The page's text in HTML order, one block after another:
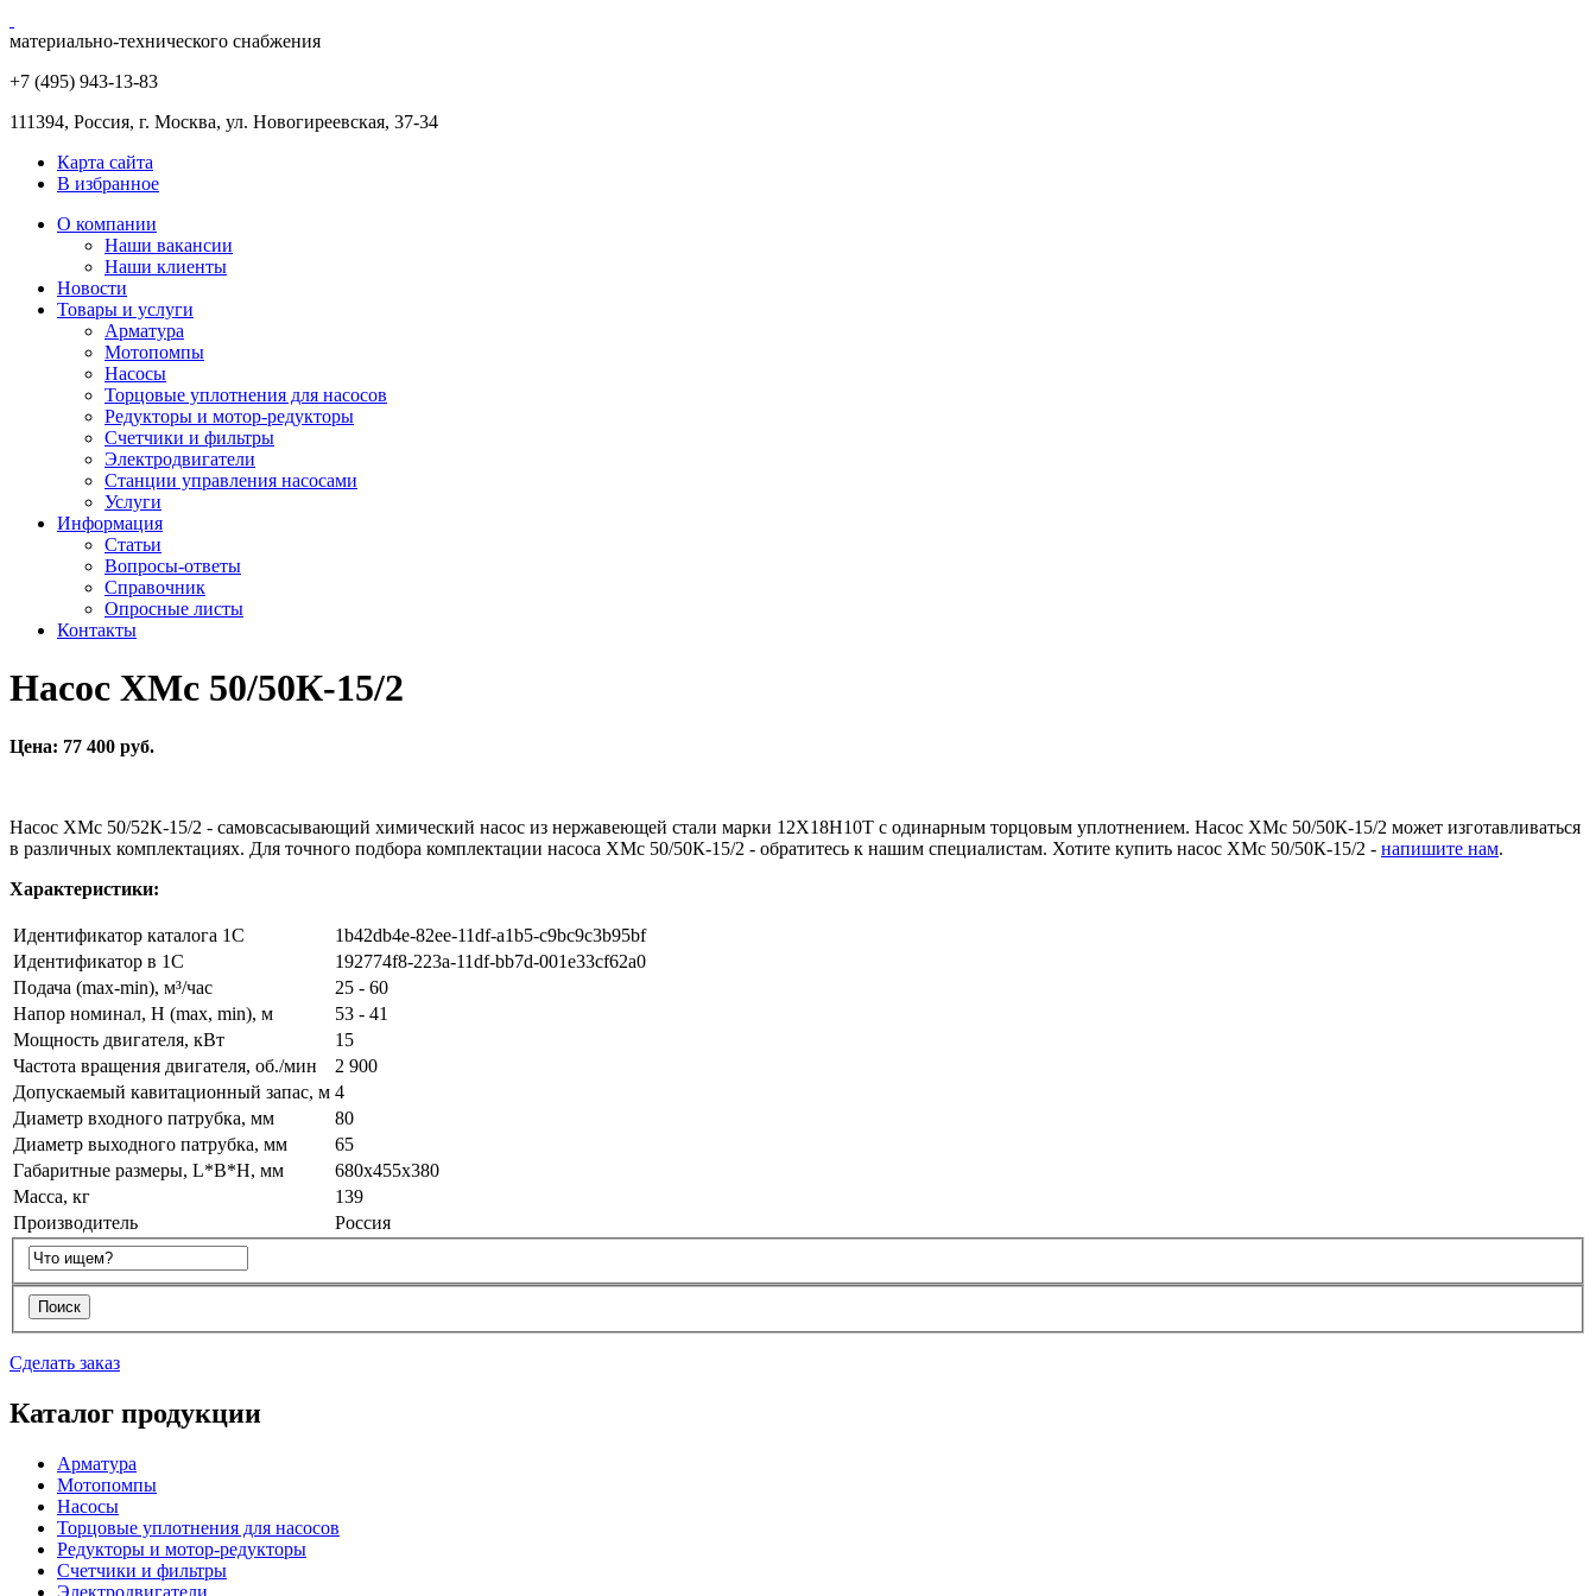
материально-технического снабжения
+7 (495) 943-13-83
111394, Россия, г. Москва, ул. Новогиреевская, 37-34
Карта сайта
В избранное
О компании
Наши вакансии
Наши клиенты
Новости
Товары и услуги
Арматура
Мотопомпы
Насосы
Торцовые уплотнения для насосов
Редукторы и мотор-редукторы
Счетчики и фильтры
Электродвигатели
Станции управления насосами
Услуги
Информация
Статьи
Вопросы-ответы
Справочник
Опросные листы
Контакты
Насос ХМс 50/50К-15/2
Цена: 77 400 руб.
Насос ХМс 50/52К-15/2 - самовсасывающий химический насос из нержавеющей стали марки 12Х18Н10Т с одинарным торцовым уплотнением. Насос ХМс 50/50К-15/2 может изготавливаться
в различных комплектациях. Для точного подбора комплектации насоса ХМс 50/50К-15/2 - обратитесь к нашим специалистам. Хотите купить насос ХМс 50/50К-15/2 - напишите нам.
Характеристики:
Идентификатор каталога 1С
1b42db4e-82ee-11df-a1b5-c9bc9c3b95bf
Идентификатор в 1С
192774f8-223a-11df-bb7d-001e33cf62a0
Подача (max-min), м³/час
25 - 60
Напор номинал, Н (max, min), м
53 - 41
Мощность двигателя, кВт
15
Частота вращения двигателя, об./мин
2 900
Допускаемый кавитационный запас, м 4
Диаметр входного патрубка, мм
80
Диаметр выходного патрубка, мм
65
Габаритные размеры, L*B*H, мм
680х455х380
Масса, кг
139
Производитель
Россия
Сделать заказ
Каталог продукции
Арматура
Мотопомпы
Насосы
Торцовые уплотнения для насосов
Редукторы и мотор-редукторы
Счетчики и фильтры
Электродвигатели